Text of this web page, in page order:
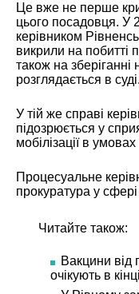
Це вже не перше
цього посадовця. У
керівником
викрили на побитті
також на зберіганні
розглядається в суді.
У тій же справі
підозрюється у
мобілізації в
Процесуальне
прокуратура у
Читайте також:
Вакцини від
очікують в